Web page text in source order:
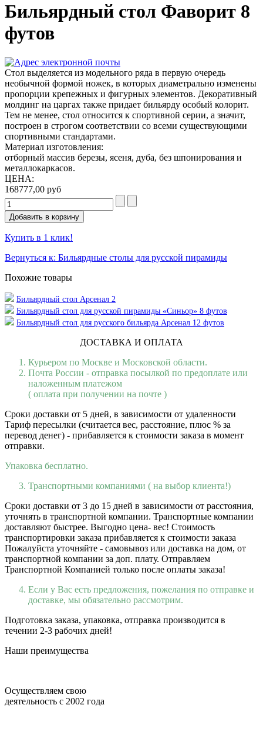
Бильярдный стол Фаворит 8
футов
Стол выделяется из модельного ряда в первую очередь
необычной формой ножек, в которых диаметрально изменены
пропорции крепежных и фигурных элементов. Декоративный
молдинг на царгах также придает бильярду особый колорит.
Тем не менее, стол относится к спортивной серии, а значит,
построен в строгом соответствии со всеми существующими
спортивными стандартами.
Материал изготовления:
отборный массив березы, ясеня, дуба, без шпонирования и
металлокаркасов.
ЦЕНА:
168777,00 руб
Купить в 1 клик!
Вернуться к: Бильярдные столы для русской пирамиды
Похожие товары
Бильярдный стол Арсенал 2
Бильярдный стол для русской пирамиды «Синьор» 8 футов
Бильярдный стол для русского бильярда Арсенал 12 футов
ДОСТАВКА И ОПЛАТА
Курьером по Москве и Московской области.
Почта России - отправка посылкой по предоплате или
наложенным платежом
( оплата при получении на почте )
Сроки доставки от 5 дней, в зависимости от удаленности
Тариф пересылки (считается вес, расстояние, плюс % за
перевод денег) - прибавляется к стоимости заказа в момент
отправки.
Упаковка бесплатно.
Транспортными компаниями ( на выбор клиента!)
Сроки доставки от 3 до 15 дней в зависимости от расстояния,
уточнять в транспортной компании. Транспортные компании
доставляют быстрее. Выгодно цена- вес! Стоимость
транспортировки заказа прибавляется к стоимости заказа
Пожалуйста уточняйте - самовывоз или доставка на дом, от
транспортной компании за доп. плату. Отправляем
Транспортной Компанией только после оплаты заказа!
Если у Вас есть предложения, пожелания по отправке и
доставке, мы обязательно рассмотрим.
Подготовка заказа, упаковка, отправка производится в
течении 2-3 рабочих дней!
Наши преимущества
Осуществляем свою
деятельность с 2002 года